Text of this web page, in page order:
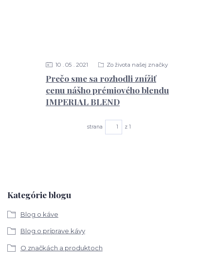
Kategórie blogu
Blog o káve
Blog o príprave kávy
O značkách a produktoch
Prečo sme sa rozhodli znížiť
cenu nášho prémiového blendu
IMPERIAL BLEND
10 05 2021 Zo života našej značky
strana z 1